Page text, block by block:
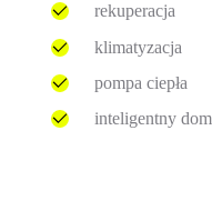
rekuperacja
klimatyzacja
pompa ciepła
inteligentny dom